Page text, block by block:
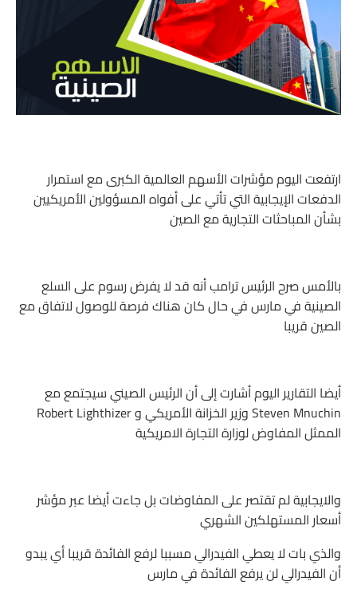
ارتفعت اليوم مؤشرات الأسهم العالمية الكبرى مع استمرار
الدفعات الإيجابية التي تأتي على أفواه المسؤولين الأمريكيين
بشأن المباحثات التجارية مع الصين
بالأمس صرح الرئيس ترامب أنه قد لا يفرض رسوم على السلع
الصينية في مارس في حال كان هناك فرصة للوصول لاتفاق مع
الصين قريبا
أيضا التقارير اليوم أشارت إلى أن الرئيس الصيني سيجتمع مع
Steven Mnuchin وزير الخزانة الأمريكي و Robert Lighthizer
الممثل المفاوض لوزارة التجارة الامريكية
والايجابية لم تقتصر على المفاوضات بل جاءت أيضا عبر مؤشر
أسعار المستهلكين الشهري
والذي بات لا يعطي الفيدرالي مسببا لرفع الفائدة قريبا أي يبدو
أن الفيدرالي لن يرفع الفائدة في مارس